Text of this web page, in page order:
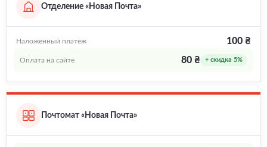
Отделение «Новая Почта»
Наложенный платёж 100 ₴
Оплата на сайте 80 ₴ + скидка 5%
Почтомат «Новая Почта»